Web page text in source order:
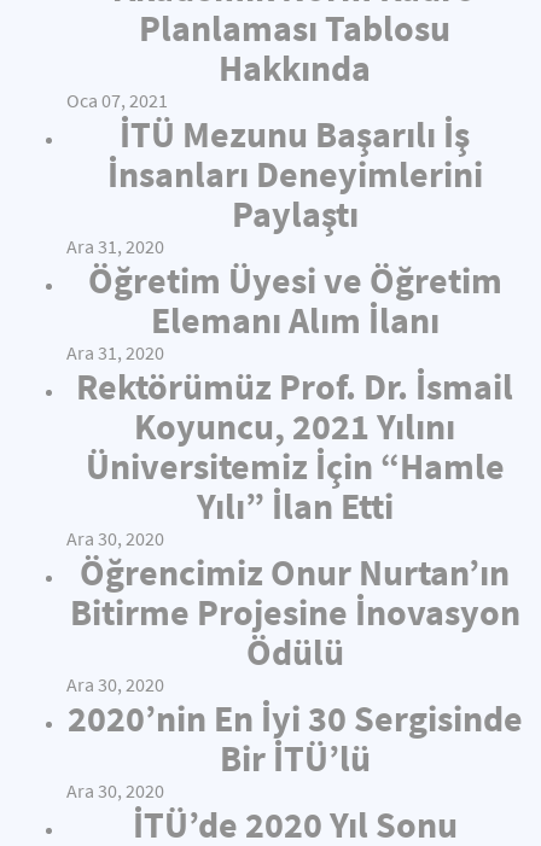
Planlaması Tablosu
Hakkında
Oca 07, 2021
İTÜ Mezunu Başarılı İş
İnsanları Deneyimlerini
Paylaştı
Ara 31, 2020
Öğretim Üyesi ve Öğretim
Elemanı Alım İlanı
Ara 31, 2020
Rektörümüz Prof. Dr. İsmail
Koyuncu, 2021 Yılını
Üniversitemiz İçin “Hamle
Yılı” İlan Etti
Ara 30, 2020
Öğrencimiz Onur Nurtan’ın
Bitirme Projesine İnovasyon
Ödülü
Ara 30, 2020
2020’nin En İyi 30 Sergisinde
Bir İTÜ’lü
Ara 30, 2020
İTÜ’de 2020 Yıl Sonu